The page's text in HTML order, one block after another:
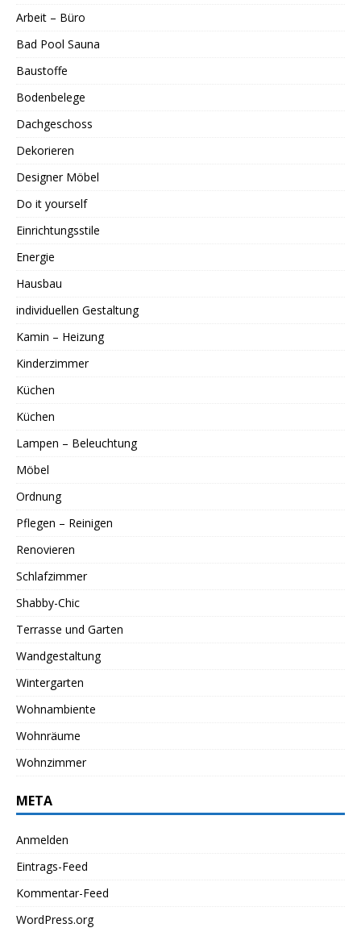
Arbeit – Büro
Bad Pool Sauna
Baustoffe
Bodenbelege
Dachgeschoss
Dekorieren
Designer Möbel
Do it yourself
Einrichtungsstile
Energie
Hausbau
individuellen Gestaltung
Kamin – Heizung
Kinderzimmer
Küchen
Küchen
Lampen – Beleuchtung
Möbel
Ordnung
Pflegen – Reinigen
Renovieren
Schlafzimmer
Shabby-Chic
Terrasse und Garten
Wandgestaltung
Wintergarten
Wohnambiente
Wohnräume
Wohnzimmer
META
Anmelden
Eintrags-Feed
Kommentar-Feed
WordPress.org